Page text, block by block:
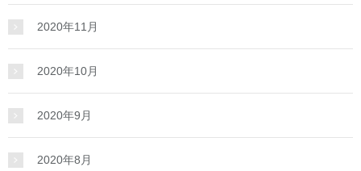
2020年11月
2020年10月
2020年9月
2020年8月